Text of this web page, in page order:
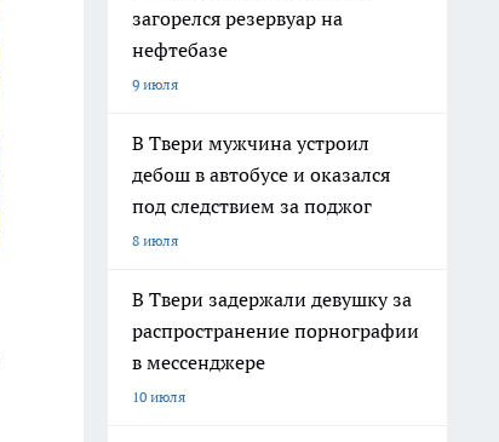
загорелся резервуар на
нефтебазе
9 июля
В Твери мужчина устроил
дебош в автобусе и оказался
под следствием за поджог
8 июля
В Твери задержали девушку за
распространение порнографии
в мессенджере
10 июля